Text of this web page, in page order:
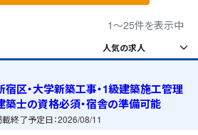
1〜25件を表示中
区・大学新築工事・1級建築施工管理
築士の資格必須・宿舎の準備可能
終了予定日：2026/08/11